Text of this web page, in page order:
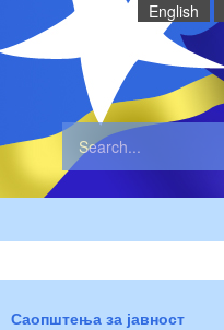
English
Саопштења за јавност